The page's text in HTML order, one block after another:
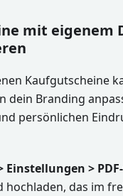
mit eigenem
Kaufgutscheine
dein Branding
persönlichen
Einstellungen >
hochladen, das im